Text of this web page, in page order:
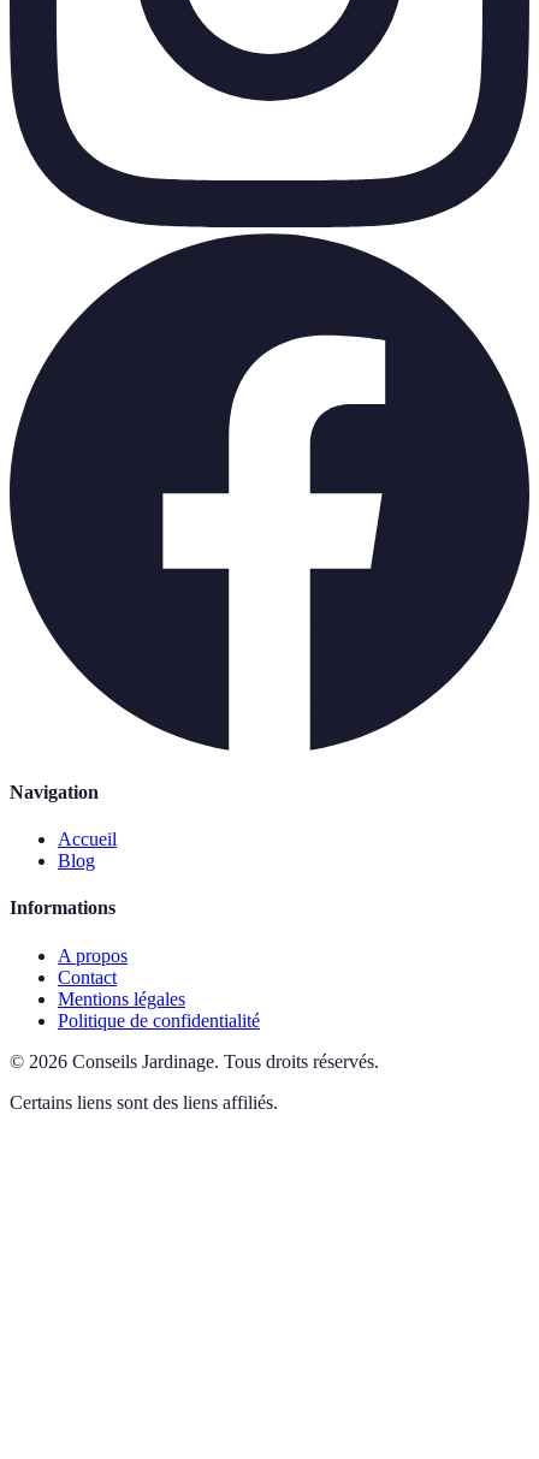
Navigation
Accueil
Blog
Informations
A propos
Contact
Mentions légales
Politique de confidentialité
© 2026 Conseils Jardinage. Tous droits réservés.
Certains liens sont des liens affiliés.